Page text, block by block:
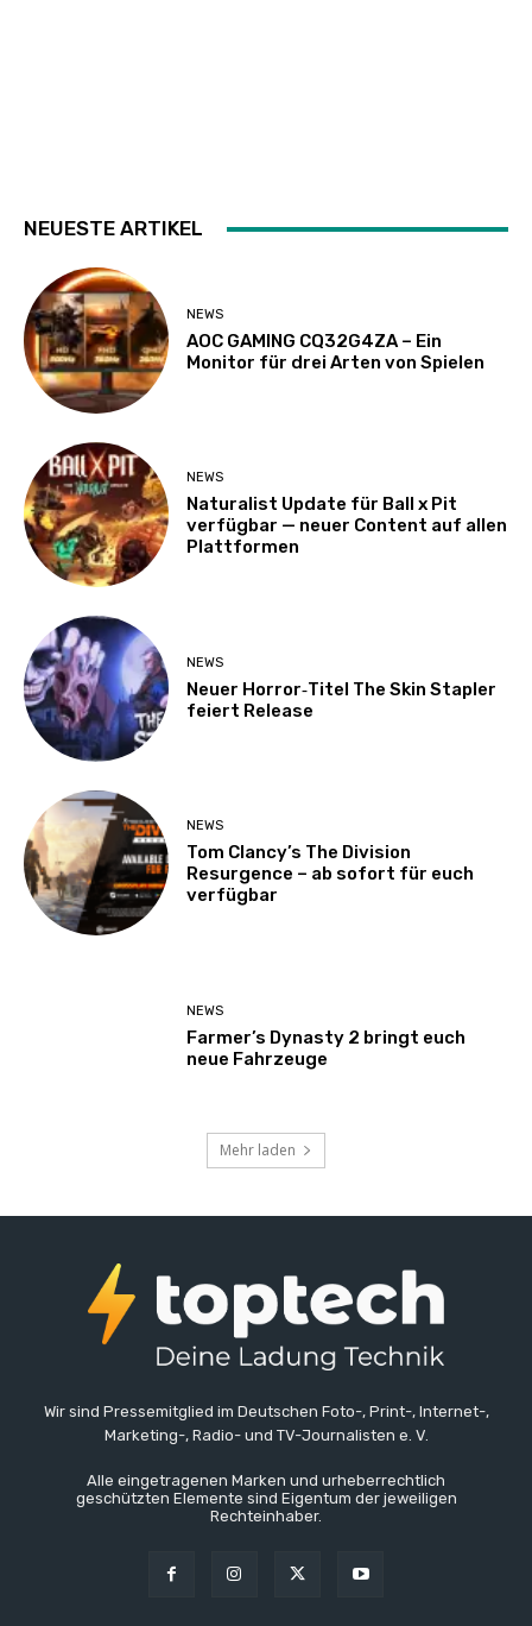
NEUESTE ARTIKEL
NEWS
AOC GAMING CQ32G4ZA – Ein
Monitor für drei Arten von Spielen
NEWS
Naturalist Update für Ball x Pit
verfügbar — neuer Content auf allen
Plattformen
NEWS
Neuer Horror‑Titel The Skin Stapler
feiert Release
NEWS
Tom Clancy’s The Division
Resurgence – ab sofort für euch
verfügbar
NEWS
Farmer’s Dynasty 2 bringt euch
neue Fahrzeuge
Mehr laden
Wir sind Pressemitglied im Deutschen Foto-, Print-, Internet-,
Marketing-, Radio- und TV-Journalisten e. V.
Alle eingetragenen Marken und urheberrechtlich
geschützten Elemente sind Eigentum der jeweiligen
Rechteinhaber.